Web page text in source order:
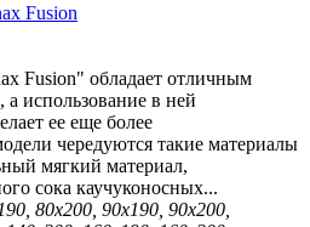
Fusion
Fusion" обладает отличным
использование в ней
ее еще более
чередуются такие материалы
мягкий материал,
сока каучуконосных...
80х200, 90х190, 90х200,